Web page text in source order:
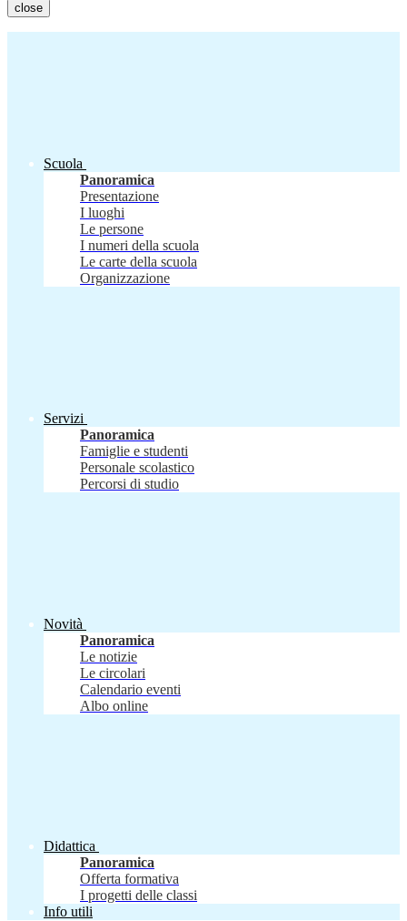
close
Scuola
Panoramica
Presentazione
I luoghi
Le persone
I numeri della scuola
Le carte della scuola
Organizzazione
Servizi
Panoramica
Famiglie e studenti
Personale scolastico
Percorsi di studio
Novità
Panoramica
Le notizie
Le circolari
Calendario eventi
Albo online
Didattica
Panoramica
Offerta formativa
I progetti delle classi
Info utili